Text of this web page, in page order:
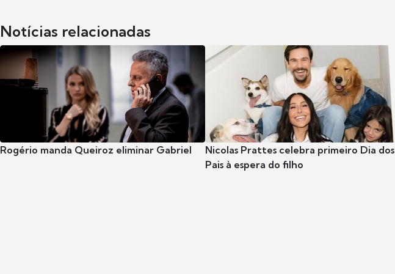
Notícias relacionadas
Rogério manda Queiroz eliminar Gabriel
Nicolas Prattes celebra primeiro Dia dos
Pais à espera do filho